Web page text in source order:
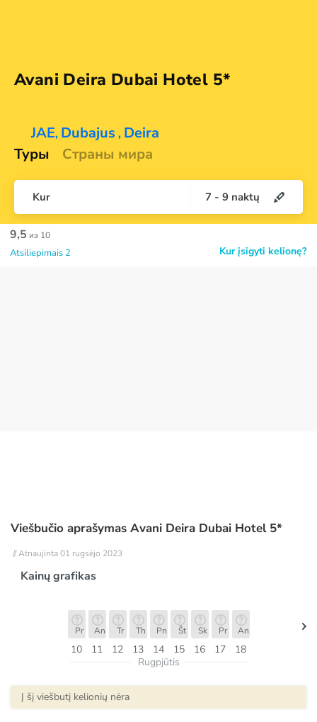
Avani Deira Dubai Hotel 5*
JAE, Dubajus , Deira
Туры
Страны мира
Kur 7 - 9 naktų
Kur įsigyti kelionę?
9,5 из 10
Atsiliepimais 2
Viešbučio aprašymas Avani Deira Dubai Hotel 5*
// Atnaujinta 01 rugsėjo 2023
Kainų grafikas
10
Pr
11
An
12
Tr
13
Th
14
Pn
15
Št
16
Sk
17
Pr
18
An
Rugpjūtis
Į šį viešbutį kelionių nėra